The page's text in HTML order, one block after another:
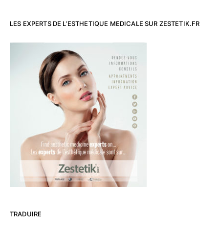
LES EXPERTS DE L’ESTHETIQUE MEDICALE SUR ZESTETIK.FR
TRADUIRE